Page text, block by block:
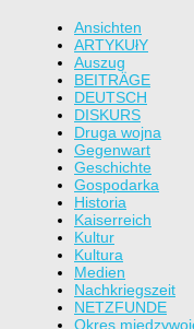
Ansichten
ARTYKUłY
Auszug
BEITRÄGE
DEUTSCH
DISKURS
Druga wojna
Gegenwart
Geschichte
Gospodarka
Historia
Kaiserreich
Kultur
Kultura
Medien
Nachkriegszeit
NETZFUNDE
Okres